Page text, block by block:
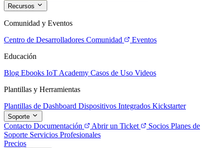
Recursos
Comunidad y Eventos
Centro de Desarrolladores Comunidad
Eventos
Educación
Blog Ebooks IoT Academy Casos de Uso Videos
Plantillas y Herramientas
Plantillas de Dashboard Dispositivos Integrados Kickstarter
Soporte
Contacto Documentación Abrir un Ticket Socios Planes de
Soporte Servicios Profesionales
Precios